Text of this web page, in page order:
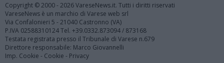
Copyright © 2000 - 2026 VareseNews.it. Tutti i diritti riservati
VareseNews è un marchio di Varese web srl
Via Confalonieri 5 - 21040 Castronno (VA)
P.IVA 02588310124 Tel. +39.0332.873094 / 873168
Testata registrata presso il Tribunale di Varese n.679
Direttore responsabile: Marco Giovannelli
Imp. Cookie - Cookie - Privacy